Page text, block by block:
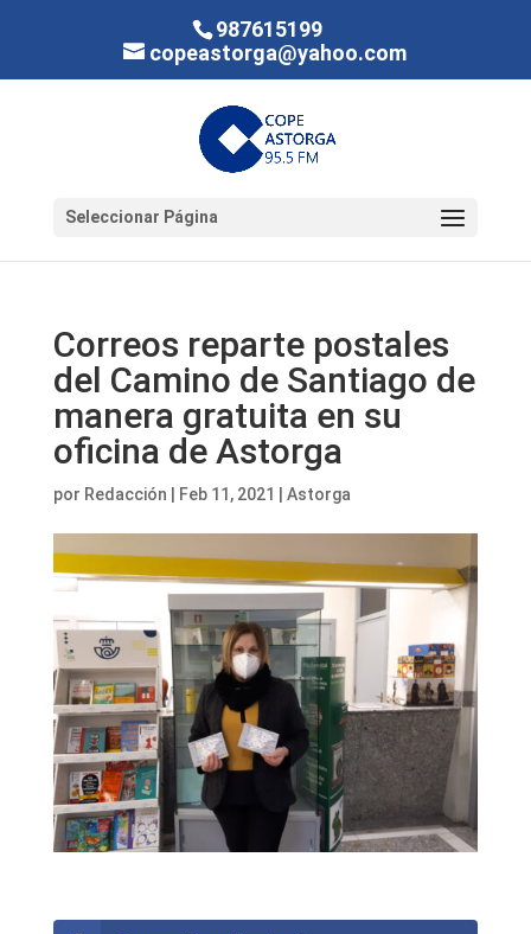
987615199
copeastorga@yahoo.com
Seleccionar Página
Correos reparte postales
del Camino de Santiago de
manera gratuita en su
oficina de Astorga
por Redacción Feb 11, 2021 Astorga